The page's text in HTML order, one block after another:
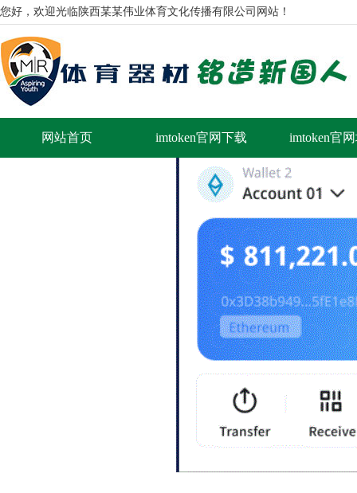
您好，欢迎光临陕西某某伟业体育文化传播有限公司网站！
网站首页 imtoken官网下载 imtoken官